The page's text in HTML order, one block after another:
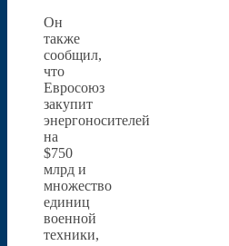
Он
также
сообщил,
что
Евросоюз
закупит
энергоносителей
на
$750
млрд и
множество
единиц
военной
техники,